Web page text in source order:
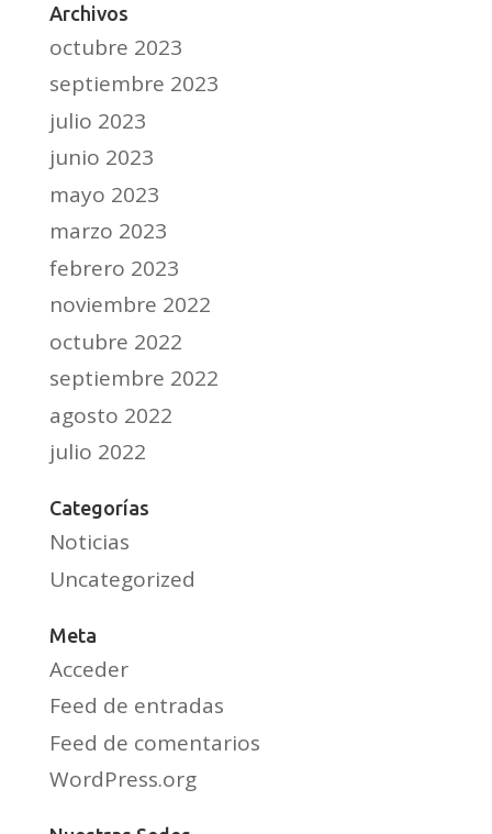
Archivos
octubre 2023
septiembre 2023
julio 2023
junio 2023
mayo 2023
marzo 2023
febrero 2023
noviembre 2022
octubre 2022
septiembre 2022
agosto 2022
julio 2022
Categorías
Noticias
Uncategorized
Meta
Acceder
Feed de entradas
Feed de comentarios
WordPress.org